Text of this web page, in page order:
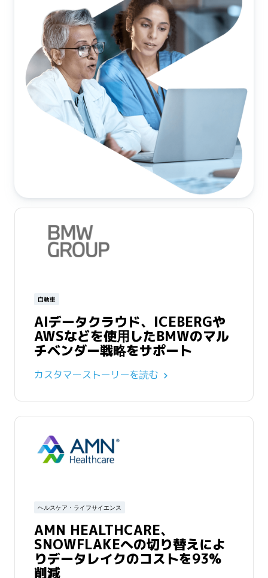
自動車
AIデータクラウド、ICEBERGや
AWSなどを使用したBMWのマル
チベンダー戦略をサポート
カスタマーストーリーを読む
ヘルスケア・ライフサイエンス
AMN HEALTHCARE、
SNOWFLAKEへの切り替えによ
りデータレイクのコストを93%
削減